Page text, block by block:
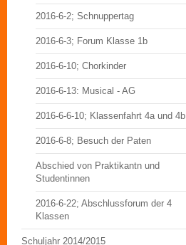
2016-6-2; Schnuppertag
2016-6-3; Forum Klasse 1b
2016-6-10; Chorkinder
2016-6-13: Musical - AG
2016-6-6-10; Klassenfahrt 4a und 4b
2016-6-8; Besuch der Paten
Abschied von Praktikantn und
Studentinnen
2016-6-22; Abschlussforum der 4
Klassen
Schuljahr 2014/2015